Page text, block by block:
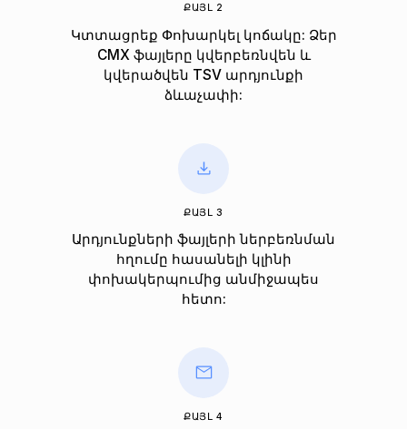
ՔԱՅԼ 2
Կտտացրեք Փոխարկել կոճակը: Ձեր
CMX ֆայլերը կվերբեռնվեն և
կվերածվեն TSV արդյունքի
ձևաչափի:
ՔԱՅԼ 3
Արդյունքների ֆայլերի ներբեռնման
հղումը հասանելի կլինի
փոխակերպումից անմիջապես
հետո:
ՔԱՅԼ 4